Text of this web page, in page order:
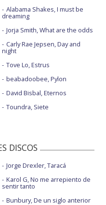
Alabama Shakes, I must be
dreaming
Jorja Smith, What are the odds
Carly Rae Jepsen, Day and
night
Tove Lo, Estrus
beabadoobee, Pylon
David Bisbal, Eternos
Toundra, Siete
DISCOS
Jorge Drexler, Taracá
Karol G, No me arrepiento de
sentir tanto
Bunbury, De un siglo anterior